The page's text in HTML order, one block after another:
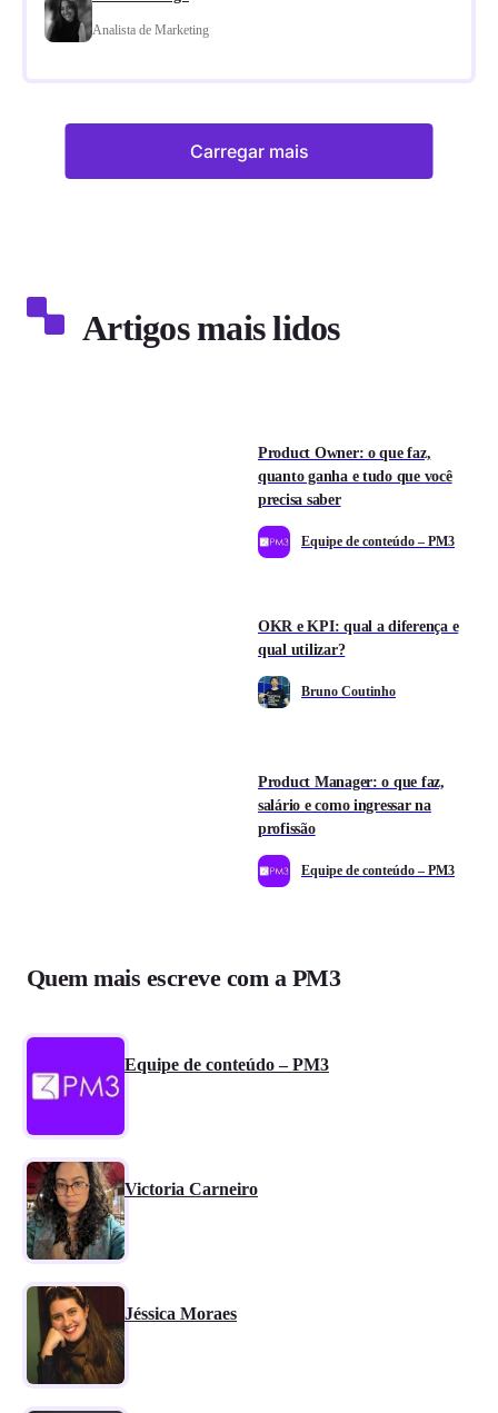
Analista de Marketing
Carregar mais
Artigos mais lidos
Product Owner: o que faz,
quanto ganha e tudo que você
precisa saber
Equipe de conteúdo – PM3
OKR e KPI: qual a diferença e
qual utilizar?
Bruno Coutinho
Product Manager: o que faz,
salário e como ingressar na
profissão
Equipe de conteúdo – PM3
Quem mais escreve com a PM3
Equipe de conteúdo – PM3
Victoria Carneiro
Jéssica Moraes